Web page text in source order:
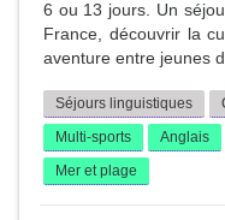
6 ou 13 jours. Un
France, découvrir la
aventure entre jeunes
Séjours linguistiques
Multi-sports
Anglais
Mer et plage